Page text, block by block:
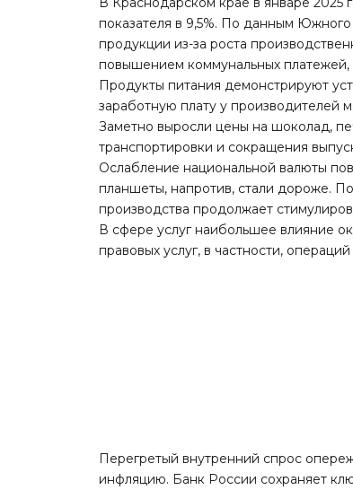
показателя в 9,5%. По данным
продукции из-за роста
повышением коммунальных
Продукты питания демонстрируют
заработную плату у производителей
Заметно выросли цены на шоколад,
транспортировки и сокращения
Ослабление национальной валюты
планшеты, напротив, стали дороже.
производства продолжает
В сфере услуг наибольшее влияние
правовых услуг, в частности,
Перегретый внутренний спрос
инфляцию. Банк России сохраняет